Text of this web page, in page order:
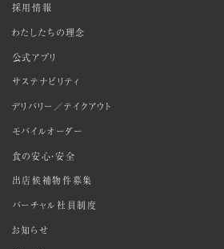
採用情報
わたしたちの理念
公式アプリ
サステナビリティ
デリバリー／テイクアウト
モバイルオーダー
食の安心・安全
出店候補物件募集
バーチャル社員制度
お知らせ